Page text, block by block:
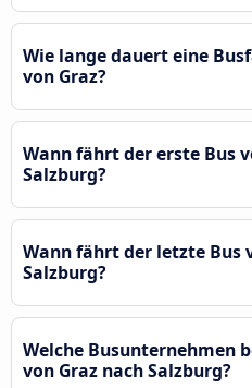
Wie lange dauert eine
von Graz?
Wann fährt der erste Bus
Salzburg?
Wann fährt der letzte Bus
Salzburg?
Welche Busunternehmen
von Graz nach Salzburg?